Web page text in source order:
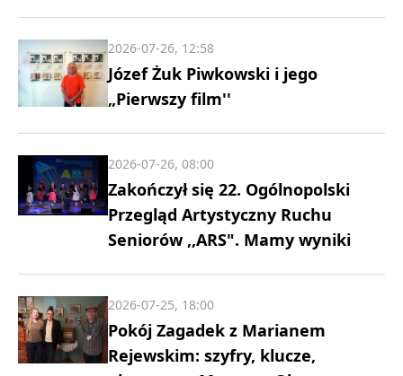
Józef Żuk Piwkowski i jego
„Pierwszy film''
2026-07-26, 12:58
Zakończył się 22. Ogólnopolski
Przegląd Artystyczny Ruchu
Seniorów ,,ARS". Mamy wyniki
2026-07-26, 08:00
Pokój Zagadek z Marianem
Rejewskim: szyfry, klucze,
2026-07-25, 18:00